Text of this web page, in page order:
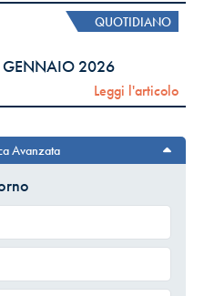
QUOTIDIANO
GENNAIO 2026
Leggi l'articolo
Avanzata